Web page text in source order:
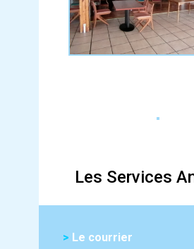
Les Services
> Le courrier